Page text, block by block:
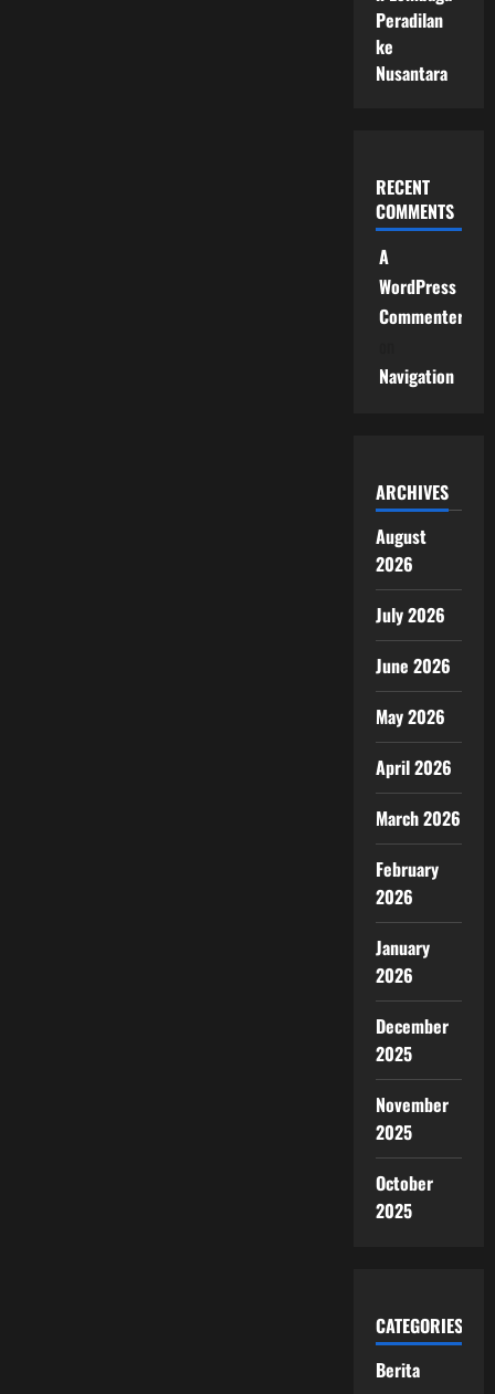
Peradilan
ke
Nusantara
RECENT
COMMENTS
A
WordPress
Commenter
Navigation
ARCHIVES
August
2026
July 2026
June 2026
May 2026
April 2026
March 2026
February
2026
January
2026
December
2025
November
2025
October
2025
CATEGORIES
Berita